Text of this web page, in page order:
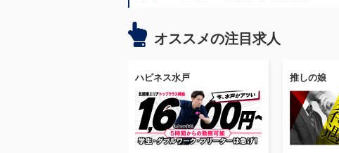
オススメの注目求人
ハピネス水戸 推しの娘